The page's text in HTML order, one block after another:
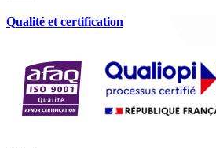
Qualité et certification